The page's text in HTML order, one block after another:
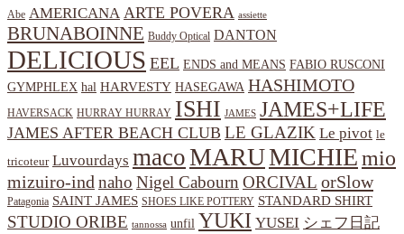
Abe AMERICANA ARTE POVERA assiette
BRUNABOINNE Buddy Optical DANTON
DELICIOUS EEL ENDS and MEANS FABIO RUSCONI
GYMPHLEX hal HARVESTY HASEGAWA HASHIMOTO
HAVERSACK HURRAY HURRAY ISHI JAMES JAMES+LIFE
JAMES AFTER BEACH CLUB LE GLAZIK Le pivot le
tricoteur Luvourdays macoMARUMICHIEmio
mizuiro-ind naho Nigel Cabourn ORCIVAL orSlow
Patagonia SAINT JAMES SHOES LIKE POTTERY STANDARD SHIRT
STUDIO ORIBE tannossa unfil YUKI YUSEI シェフ日記